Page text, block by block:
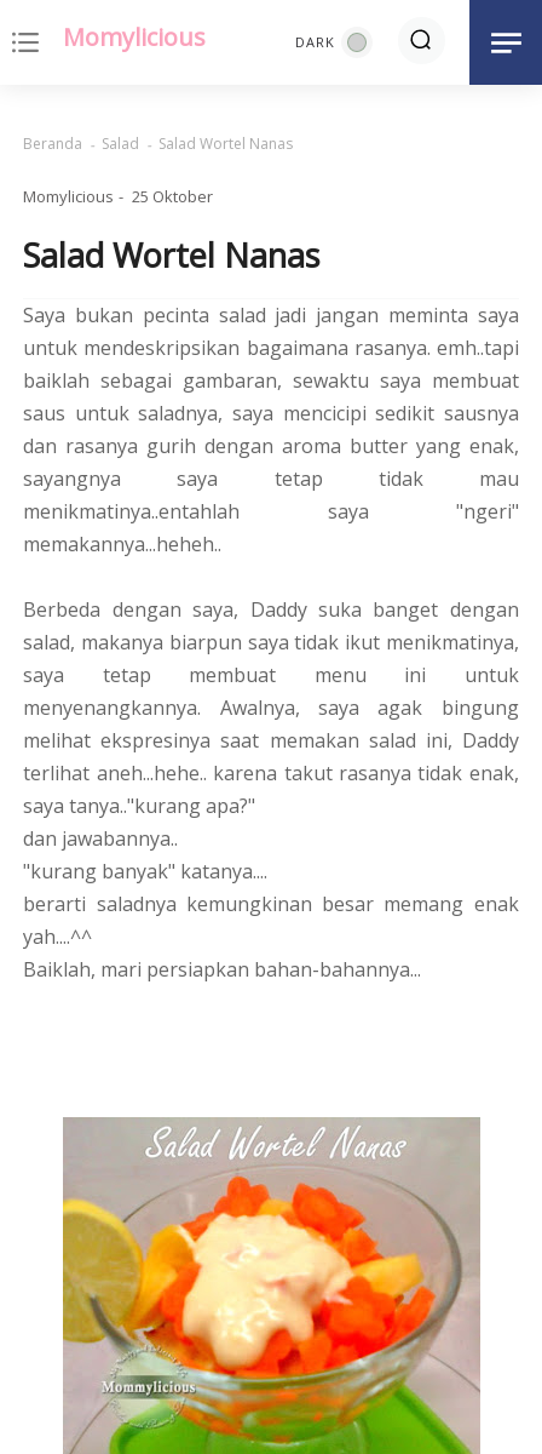
Momylicious notes
Beranda Salad Salad Wortel Nanas
Momylicious 25 Oktober
Salad Wortel Nanas
Saya bukan pecinta salad jadi jangan meminta saya
untuk mendeskripsikan bagaimana rasanya. emh..tapi
baiklah sebagai gambaran, sewaktu saya membuat
saus untuk saladnya, saya mencicipi sedikit sausnya
dan rasanya gurih dengan aroma butter yang enak,
sayangnya saya tetap tidak mau
menikmatinya..entahlah saya "ngeri"
memakannya...heheh..
Berbeda dengan saya, Daddy suka banget dengan
salad, makanya biarpun saya tidak ikut menikmatinya,
saya tetap membuat menu ini untuk
menyenangkannya. Awalnya, saya agak bingung
melihat ekspresinya saat memakan salad ini, Daddy
terlihat aneh...hehe.. karena takut rasanya tidak enak,
saya tanya.."kurang apa?"
dan jawabannya..
"kurang banyak" katanya....
berarti saladnya kemungkinan besar memang enak
yah....^^
Baiklah, mari persiapkan bahan-bahannya...